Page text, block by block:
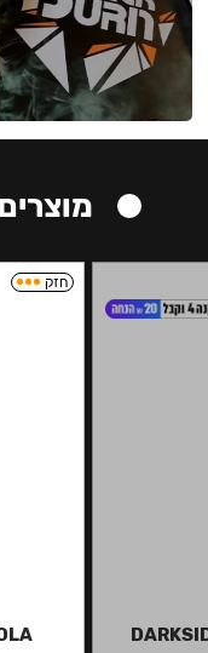
חזק